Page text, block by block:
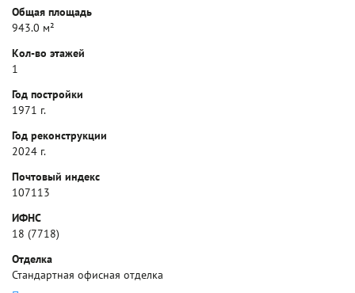
Общая площадь
943.0 м²
Кол-во этажей
1
Год постройки
1971 г.
Год реконструкции
2024 г.
Почтовый индекс
107113
ИФНС
18 (7718)
Отделка
Стандартная офисная отделка